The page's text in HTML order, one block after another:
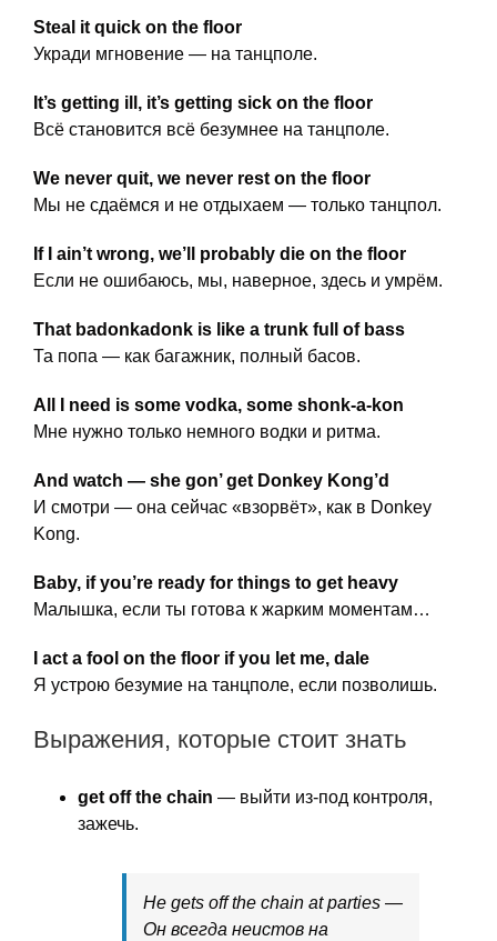
Steal it quick on the floor
Укради мгновение — на танцполе.
It’s getting ill, it’s getting sick on the floor
Всё становится всё безумнее на танцполе.
We never quit, we never rest on the floor
Мы не сдаёмся и не отдыхаем — только танцпол.
If I ain’t wrong, we’ll probably die on the floor
Если не ошибаюсь, мы, наверное, здесь и умрём.
That badonkadonk is like a trunk full of bass
Та попа — как багажник, полный басов.
All I need is some vodka, some shonk-a-kon
Мне нужно только немного водки и ритма.
And watch — she gon’ get Donkey Kong’d
И смотри — она сейчас «взорвёт», как в Donkey
Kong.
Baby, if you’re ready for things to get heavy
Малышка, если ты готова к жарким моментам…
I act a fool on the floor if you let me, dale
Я устрою безумие на танцполе, если позволишь.
Выражения, которые стоит знать
get off the chain — выйти из-под контроля,
зажечь.
He gets off the chain at parties —
Он всегда неистов на